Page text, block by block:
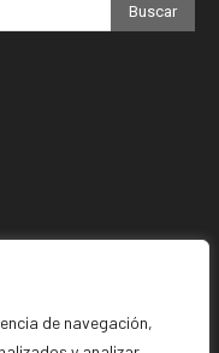
de navegación,
Buscar